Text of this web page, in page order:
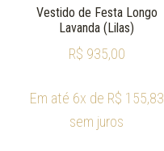
Vestido de Festa Longo
Lavanda (Lilas)
R$ 935,00
Em até 6x de R$ 155,83
sem juros